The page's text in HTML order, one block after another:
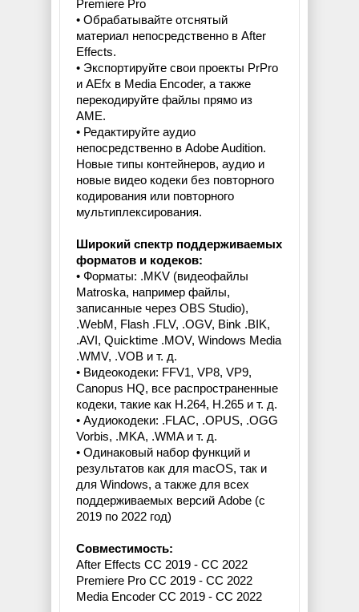
Premiere Pro
• Обрабатывайте отснятый
материал непосредственно в After
Effects.
• Экспортируйте свои проекты PrPro
и AEfx в Media Encoder, а также
перекодируйте файлы прямо из
AME.
• Редактируйте аудио
непосредственно в Adobe Audition.
Новые типы контейнеров, аудио и
новые видео кодеки без повторного
кодирования или повторного
мультиплексирования.
Широкий спектр поддерживаемых
форматов и кодеков:
• Форматы: .MKV (видеофайлы
Matroska, например файлы,
записанные через OBS Studio),
.WebM, Flash .FLV, .OGV, Bink .BIK,
.AVI, Quicktime .MOV, Windows Media
.WMV, .VOB и т. д.
• Видеокодеки: FFV1, VP8, VP9,
Canopus HQ, все распространенные
кодеки, такие как H.264, H.265 и т. д.
• Аудиокодеки: .FLAC, .OPUS, .OGG
Vorbis, .MKA, .WMA и т. д.
• Одинаковый набор функций и
результатов как для macOS, так и
для Windows, а также для всех
поддерживаемых версий Adobe (с
2019 по 2022 год)
Совместимость:
After Effects CC 2019 - CC 2022
Premiere Pro CC 2019 - CC 2022
Media Encoder CC 2019 - CC 2022